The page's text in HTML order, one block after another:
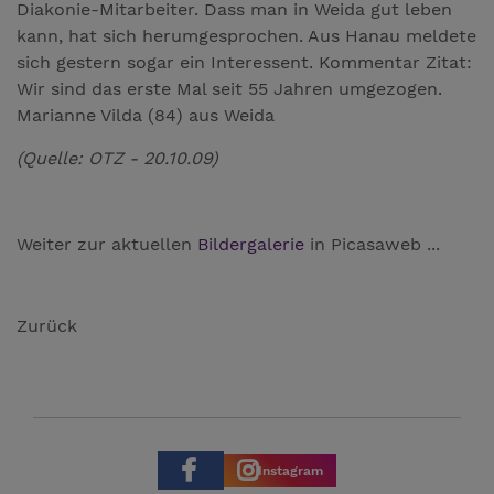
Diakonie-Mitarbeiter. Dass man in Weida gut leben
kann, hat sich herumgesprochen. Aus Hanau meldete
sich gestern sogar ein Interessent. Kommentar Zitat:
Wir sind das erste Mal seit 55 Jahren umgezogen.
Marianne Vilda (84) aus Weida
(Quelle: OTZ - 20.10.09)
Weiter zur aktuellen Bildergalerie in Picasaweb ...
Zurück
Instagram